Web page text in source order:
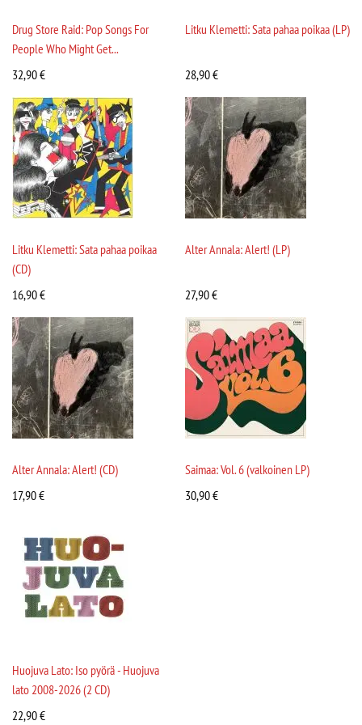
Drug Store Raid: Pop Songs For
People Who Might Get...
32,90€
Litku Klemetti: Sata pahaa poikaa (LP)
28,90€
Litku Klemetti: Sata pahaa poikaa
(CD)
16,90€
Alter Annala: Alert! (LP)
27,90€
Alter Annala: Alert! (CD)
17,90€
Saimaa: Vol. 6 (valkoinen LP)
30,90€
Huojuva Lato: Iso pyörä - Huojuva
lato 2008-2026 (2 CD)
22,90€